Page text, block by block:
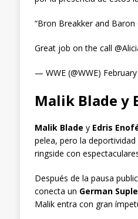
“Bron Breakker and
Great job on the call
— WWE (@WWE)
Malik Blade y
Malik Blade y Edris
pelea, pero la
ringside con
Después de la pausa
conecta un German
Malik entra con gran